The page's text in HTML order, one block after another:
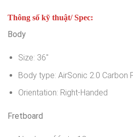
Thông số kỹ thuật/ Spec:
Body
Size: 36″
Body type: AirSonic 2.0 Carbon
Orientation: Right-Handed
Fretboard